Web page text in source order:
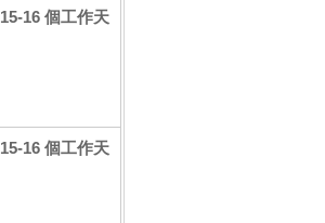
15-16 個工作天
15-16 個工作天